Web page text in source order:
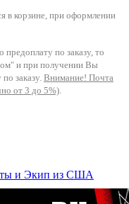
в корзине, при оформлении
по заказу, то
и при получении Вы
заказу. Внимание! Почта
от 3 до 5%).
и Экип из США